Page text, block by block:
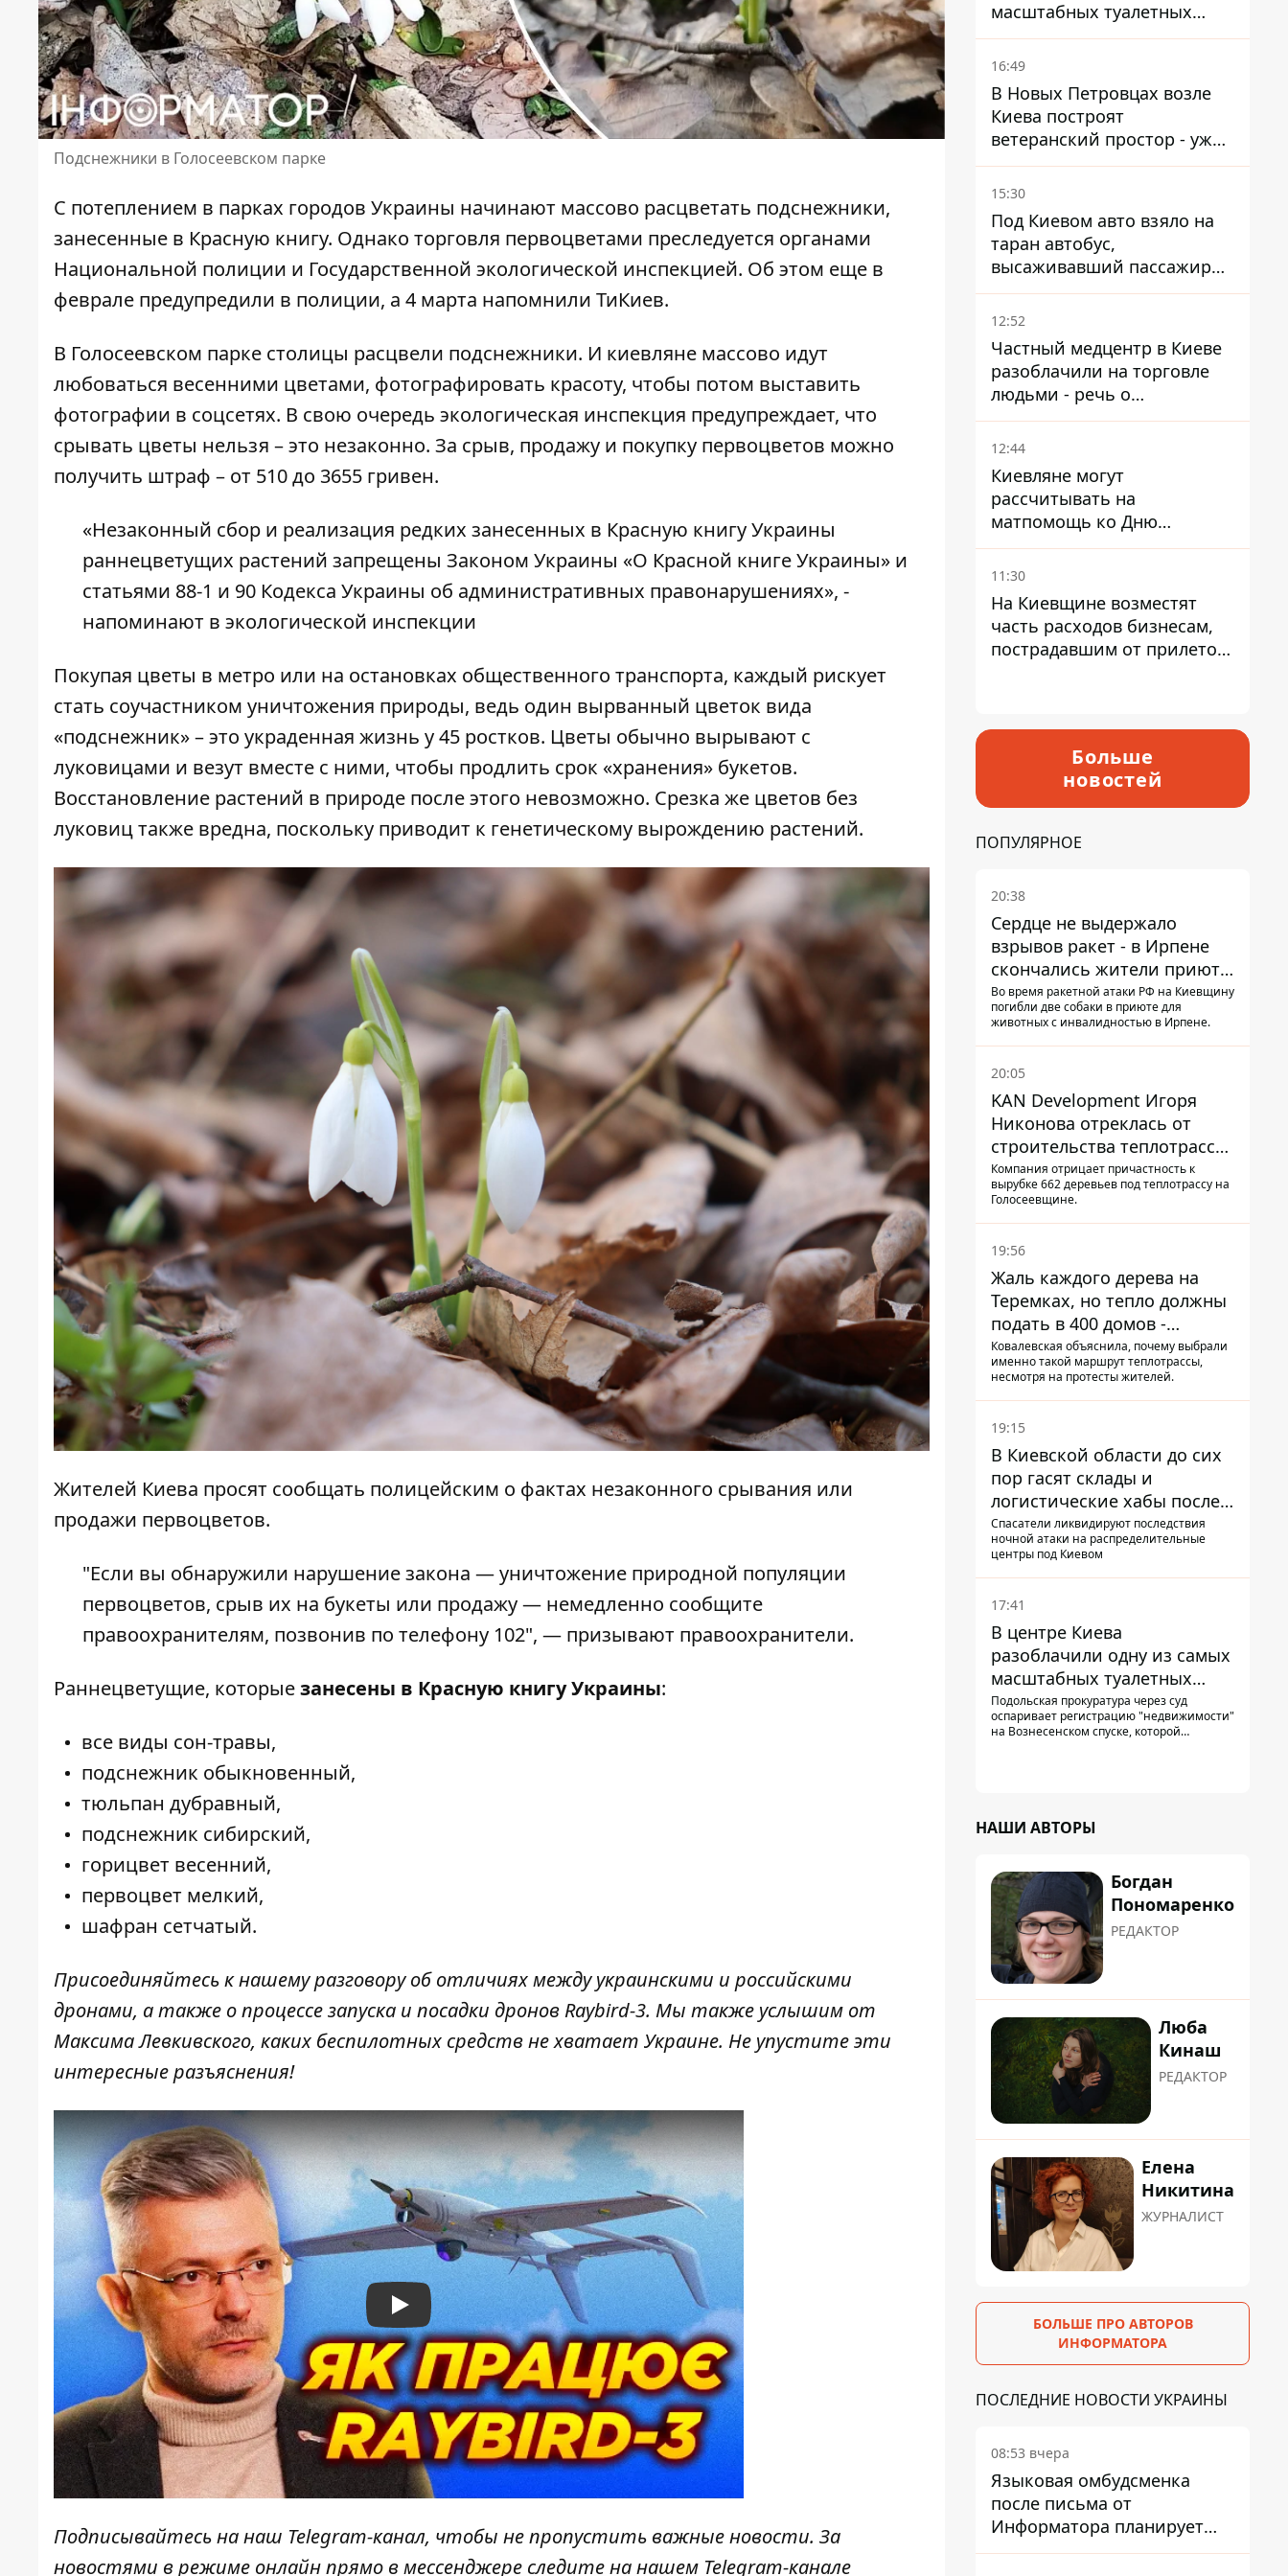
Подснежники в Голосеевском парке
С потеплением в парках городов Украины начинают массово расцветать подснежники,
занесенные в Красную книгу. Однако торговля первоцветами преследуется органами
Национальной полиции и Государственной экологической инспекцией. Об этом еще в
феврале предупредили в полиции, а 4 марта напомнили ТиКиев.
В Голосеевском парке столицы расцвели подснежники. И киевляне массово идут
любоваться весенними цветами, фотографировать красоту, чтобы потом выставить
фотографии в соцсетях. В свою очередь экологическая инспекция предупреждает, что
срывать цветы нельзя – это незаконно. За срыв, продажу и покупку первоцветов можно
получить штраф – от 510 до 3655 гривен.
«Незаконный сбор и реализация редких занесенных в Красную книгу Украины
раннецветущих растений запрещены Законом Украины «О Красной книге Украины» и
статьями 88-1 и 90 Кодекса Украины об административных правонарушениях», -
напоминают в экологической инспекции
Покупая цветы в метро или на остановках общественного транспорта, каждый рискует
стать соучастником уничтожения природы, ведь один вырванный цветок вида
«подснежник» – это украденная жизнь у 45 ростков. Цветы обычно вырывают с
луковицами и везут вместе с ними, чтобы продлить срок «хранения» букетов.
Восстановление растений в природе после этого невозможно. Срезка же цветов без
луковиц также вредна, поскольку приводит к генетическому вырождению растений.
Жителей Киева просят сообщать полицейским о фактах незаконного срывания или
продажи первоцветов.
"Если вы обнаружили нарушение закона — уничтожение природной популяции
первоцветов, срыв их на букеты или продажу — немедленно сообщите
правоохранителям, позвонив по телефону 102", — призывают правоохранители.
Раннецветущие, которыезанесены в Красную книгу Украины:
все виды сон-травы,
подснежник обыкновенный,
тюльпан дубравный,
подснежник сибирский,
горицвет весенний,
первоцвет мелкий,
шафран сетчатый.
Присоединяйтесь к нашему разговору об отличиях между украинскими и российскими
дронами, а также о процессе запуска и посадки дронов Raybird-3. Мы также услышим от
Максима Левкивского, каких беспилотных средств не хватает Украине. Не упустите эти
интересные разъяснения!
Play
Подписывайтесь на наш Telegram-канал, чтобы не пропустить важные новости. За
новостями в режиме онлайн прямо в мессенджере следите на нашем Telegram-канале
масштабных туалетных
схем с фиктивным домом
16:49
В Новых Петровцах возле
Киева построят
ветеранский простор - уже
нашли проектанта
15:30
Под Киевом авто взяло на
таран автобус,
высаживавший пассажиров
на остановке - пассажир в
больнице
12:52
Частный медцентр в Киеве
разоблачили на торговле
людьми - речь о
суррогатном материнстве
12:44
Киевляне могут
рассчитывать на
матпомощь ко Дню
независимости - кому ее
дадут
11:30
На Киевщине возместят
часть расходов бизнесам,
пострадавшим от прилетов
Больше
новостей
ПОПУЛЯРНОЕ
20:38
Сердце не выдержало
взрывов ракет - в Ирпене
скончались жители приюта
для собак с инвалидностью
Во время ракетной атаки РФ на Киевщину
погибли две собаки в приюте для
животных с инвалидностью в Ирпене.
20:05
KAN Development Игоря
Никонова отреклась от
строительства теплотрассы
на Теремках
Компания отрицает причастность к
вырубке 662 деревьев под теплотрассу на
Голосеевщине.
19:56
Жаль каждого дерева на
Теремках, но тепло должны
подать в 400 домов -
депутат Киевсовета
Ковалевская объяснила, почему выбрали
именно такой маршрут теплотрассы,
несмотря на протесты жителей.
19:15
В Киевской области до сих
пор гасят склады и
логистические хабы после
прилетов ракет - ГСЧС
Спасатели ликвидируют последствия
ночной атаки на распределительные
центры под Киевом
17:41
В центре Киева
разоблачили одну из самых
масштабных туалетных
схем с фиктивным домом
Подольская прокуратура через суд
оспаривает регистрацию "недвижимости"
на Вознесенском спуске, которой
НАШИ АВТОРЫ
Богдан
Пономаренко
РЕДАКТОР
Люба
Кинаш
РЕДАКТОР
Елена
Никитина
ЖУРНАЛИСТ
БОЛЬШЕ ПРО АВТОРОВ
ИНФОРМАТОРА
ПОСЛЕДНИЕ НОВОСТИ УКРАИНЫ
08:53 вчера
Языковая омбудсменка
после письма от
Информатора планирует
наказать компанию-